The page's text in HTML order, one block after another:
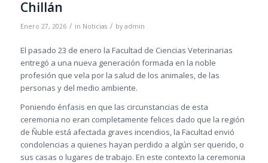
Chillán
Enero 27, 2026 / in Noticias / by admin
El pasado 23 de enero la Facultad de Ciencias Veterinarias
entregó a una nueva generación formada en la noble
profesión que vela por la salud de los animales, de las
personas y del medio ambiente.
Poniendo énfasis en que las circunstancias de esta
ceremonia no eran completamente felices dado que la región
de Ñuble está afectada graves incendios, la Facultad envió
condolencias a quienes hayan perdido a algún ser querido, o
sus casas o lugares de trabajo. En este contexto la ceremonia